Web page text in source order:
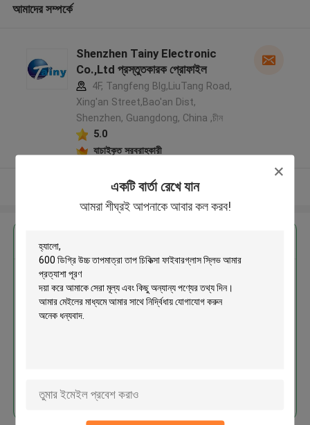
একটি বার্তা রেখে যান
আমরা শীঘ্রই আপনাকে আবার কল করব!
আমাদের সম্পর্কে
Shenzhen Tainy Electronic
Co.,Ltd প্রস্তুতকারক প্রোফাইল
4F, Tangfeng Blg,LiuTang Road,
Xing'an Street,Bao'an Dist,
Shenzhen, Guangdong, China ,চীন
5.0
যাচাইকৃত সরবরাহকারী
আরো দেখুন
600 ডিগ্রি উচ্চ তাপমাত্রা তাপ চিকিত্সা
ফাইবারগ্লাস স্লিভ